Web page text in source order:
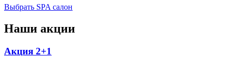
Выбрать SPA салон
Наши акции
Акция 2+1